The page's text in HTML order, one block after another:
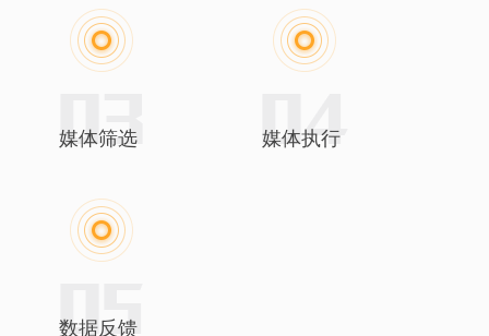
媒体筛选 媒体执行
数据反馈